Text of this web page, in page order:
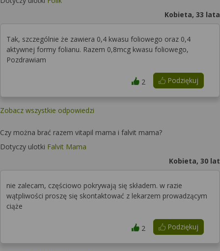
Kobieta, 33 lata
Tak, szczególnie że zawiera 0,4 kwasu foliowego oraz 0,4
aktywnej formy folianu. Razem 0,8mcg kwasu foliowego,
Pozdrawiam
Podziękuj
2
Zobacz wszystkie odpowiedzi
Czy można brać razem vitapil mama i falvit mama?
Dotyczy ulotki Falvit Mama
Kobieta, 30 lat
nie zalecam, częściowo pokrywają się składem. w razie
wątpliwości proszę się skontaktować z lekarzem prowadzącym
ciąże
Podziękuj
2